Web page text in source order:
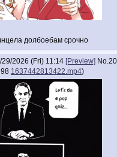
долбоебам срочно
29/2026 (Fri) 11:14 [Preview] No.
1637442813422.mp4)